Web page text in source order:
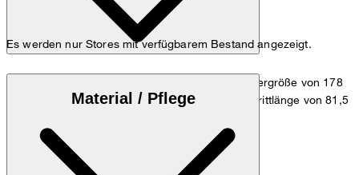
Es werden nur Stores mit verfügbarem Bestand angezeigt.
Das Model trägt die Größe 33/32, bei einer Körpergröße von 178
cm, einer Bundweite von 89,5 cm und einer Schrittlänge von 81,5
Zum Hosen Guide
Material / Pflege